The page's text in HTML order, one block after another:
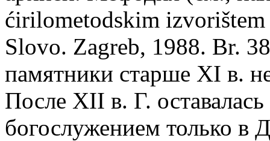
ćirilometodskim
Slovo. Zagreb, 1988. Br.
памятники старше XI в.
После XII в. Г.
богослужением только в